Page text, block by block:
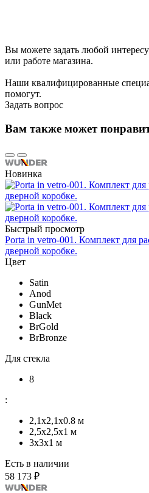
Вы можете задать любой
или работе магазина.
Наши квалифицированные
помогут.
Задать вопрос
Вам также может
Новинка
Быстрый просмотр
Porta in vetro-001. Комплект для
дверной коробке.
Цвет
Satin
Anod
GunMet
Black
BrGold
BrBronze
Для стекла
8
:
2,1x2,1х0.8 м
2,5x2,5х1 м
3х3х1 м
Есть в наличии
58 173 ₽